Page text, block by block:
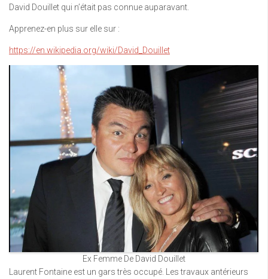
David Douillet qui n’était pas connue auparavant.
Apprenez-en plus sur elle sur :
https://en.wikipedia.org/wiki/David_Douillet
Ex Femme De David Douillet
Laurent Fontaine est un gars très occupé. Les travaux antérieurs